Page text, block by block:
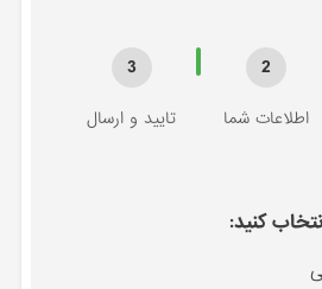
2
اطلاعات شما
3
تایید و ارسال
کنید: